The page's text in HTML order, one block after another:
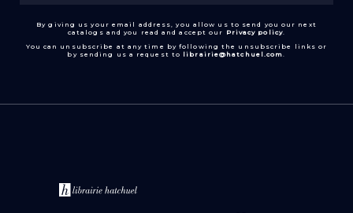
By giving us your email address, you allow us to send you our next
catalogs and you read and accept our Privacy policy.
You can unsubscribe at any time by following the unsubscribe links or
by sending us a request to librairie@hatchuel.com.